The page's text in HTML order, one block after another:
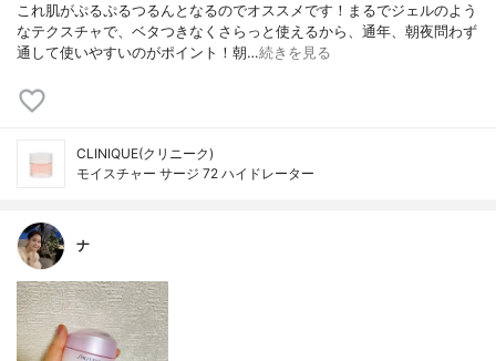
これ肌がぷるぷるつるんとなるのでオススメです！まるでジェルのよう
なテクスチャで、ベタつきなくさらっと使えるから、通年、朝夜問わず
通して使いやすいのがポイント！朝…続きを見る
CLINIQUE(クリニーク)
モイスチャー サージ 72 ハイドレーター
ナ